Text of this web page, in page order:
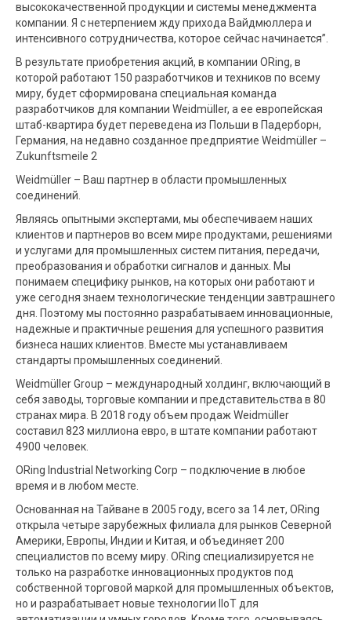
высококачественной продукции и системы менеджмента
компании. Я с нетерпением жду прихода Вайдмюллера и
интенсивного сотрудничества, которое сейчас начинается”.
В результате приобретения акций, в компании ORing, в
которой работают 150 разработчиков и техников по всему
миру, будет сформирована специальная команда
разработчиков для компании Weidmüller, а ее европейская
штаб-квартира будет переведена из Польши в Падерборн,
Германия, на недавно созданное предприятие Weidmüller –
Zukunftsmeile 2
Weidmüller – Ваш партнер в области промышленных
соединений.
Являясь опытными экспертами, мы обеспечиваем наших
клиентов и партнеров во всем мире продуктами, решениями
и услугами для промышленных систем питания, передачи,
преобразования и обработки сигналов и данных. Мы
понимаем специфику рынков, на которых они работают и
уже сегодня знаем технологические тенденции завтрашнего
дня. Поэтому мы постоянно разрабатываем инновационные,
надежные и практичные решения для успешного развития
бизнеса наших клиентов. Вместе мы устанавливаем
стандарты промышленных соединений.
Weidmüller Group – международный холдинг, включающий в
себя заводы, торговые компании и представительства в 80
странах мира. В 2018 году объем продаж Weidmüller
составил 823 миллиона евро, в штате компании работают
4900 человек.
ORing Industrial Networking Corp – подключение в любое
время и в любом месте.
Основанная на Тайване в 2005 году, всего за 14 лет, ORing
открыла четыре зарубежных филиала для рынков Северной
Америки, Европы, Индии и Китая, и объединяет 200
специалистов по всему миру. ORing специализируется не
только на разработке инновационных продуктов под
собственной торговой маркой для промышленных объектов,
но и разрабатывает новые технологии IIoT для